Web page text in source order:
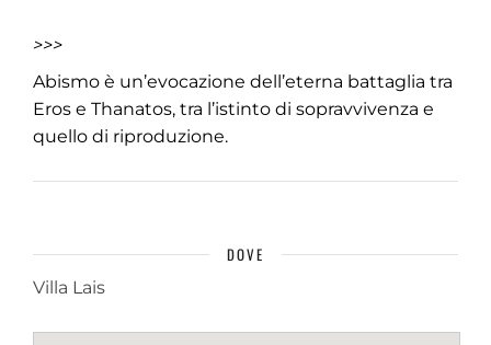
>>>
Abismo è un’evocazione dell’eterna battaglia tra
Eros e Thanatos, tra l’istinto di sopravvivenza e
quello di riproduzione.
DOVE
Villa Lais